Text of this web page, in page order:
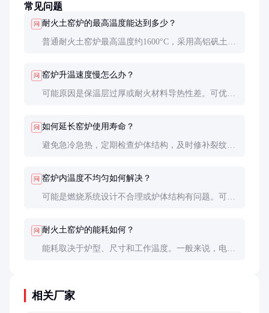
常见问题
问 耐火土窑炉的最高温度能达到多少？
普通耐火土窑炉最高温度约1600°C，采用高铝矾土或
问 窑炉升温速度慢怎么办？
可能原因是保温层过厚或耐火材料导热性差。可优化
问 如何延长窑炉使用寿命？
避免急冷急热，定期检查炉体结构，及时修补裂纹。
问 窑炉内温度不均匀如何解决？
可能是燃烧系统设计不合理或炉体结构有问题。可调
问 耐火土窑炉的能耗如何？
能耗取决于炉型、尺寸和工作温度。一般来说，电加
相关厂家